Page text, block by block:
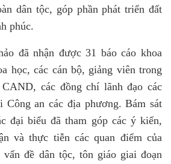
dân tộc, góp phần phát triển đất
phúc.
đã nhận được 31 báo cáo khoa
học, các cán bộ, giảng viên trong
các đồng chí lãnh đạo các
an các địa phương. Bám sát
đại biểu đã tham góp các ý kiến,
và thực tiễncácquan điểm của
đề dân tộc, tôn giáo giai đoạn